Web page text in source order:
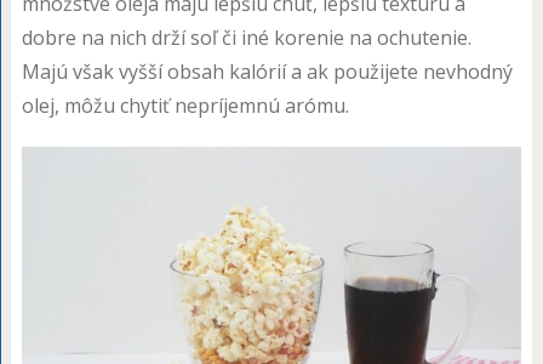
dobre na nich drží soľ či iné korenie na ochutenie.
Majú však vyšší obsah kalórií a ak použijete nevhodný
olej, môžu chytiť nepríjemnú arómu.